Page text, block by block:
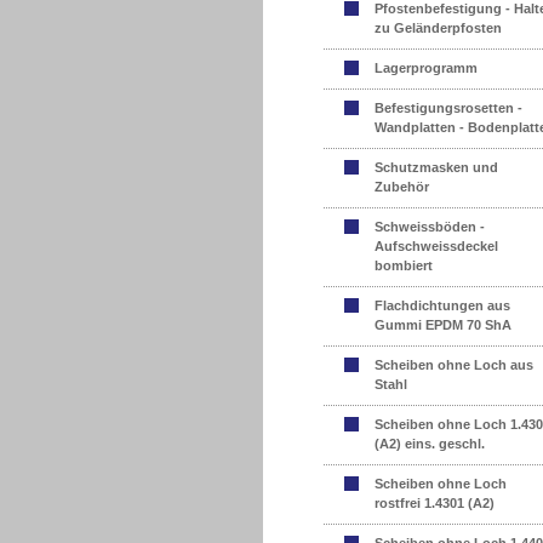
Pfostenbefestigung -
zu Geländerpfosten
Lagerprogramm
Befestigungsrosetten -
Wandplatten -
Schutzmasken und
Zubehör
Schweissböden -
Aufschweissdeckel
bombiert
Flachdichtungen aus
Gummi EPDM 70 ShA
Scheiben ohne Loch aus
Stahl
Scheiben ohne Loch
(A2) eins. geschl.
Scheiben ohne Loch
rostfrei 1.4301 (A2)